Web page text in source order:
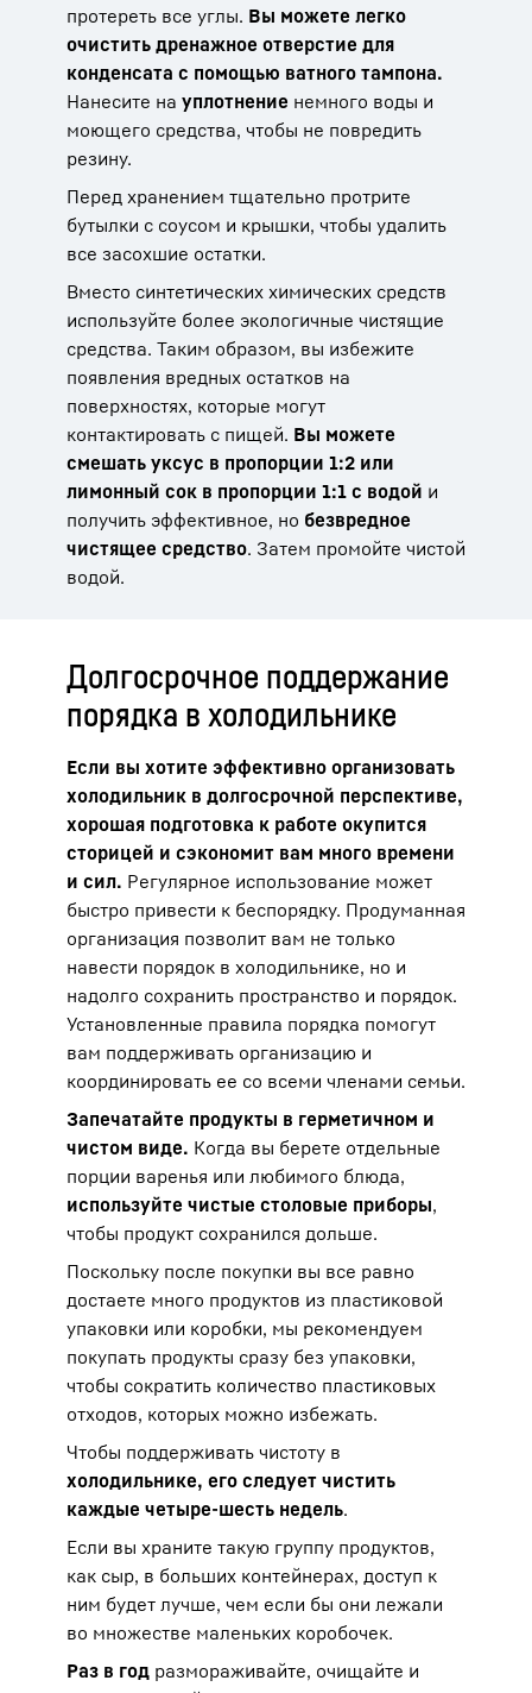
протереть все углы. Вы можете легко
очистить дренажное отверстие для
конденсата с помощью ватного тампона.
Нанесите на уплотнение немного воды и
моющего средства, чтобы не повредить
резину.
Перед хранением тщательно протрите
бутылки с соусом и крышки, чтобы удалить
все засохшие остатки.
Вместо синтетических химических средств
используйте более экологичные чистящие
средства. Таким образом, вы избежите
появления вредных остатков на
поверхностях, которые могут
контактировать с пищей. Вы можете
смешать уксус в пропорции 1:2 или
лимонный сок в пропорции 1:1 с водой и
получить эффективное, но безвредное
чистящее средство. Затем промойте чистой
водой.
Долгосрочное поддержание
порядка в холодильнике
Если вы хотите эффективно организовать
холодильник в долгосрочной перспективе,
хорошая подготовка к работе окупится
сторицей и сэкономит вам много времени
и сил. Регулярное использование может
быстро привести к беспорядку. Продуманная
организация позволит вам не только
навести порядок в холодильнике, но и
надолго сохранить пространство и порядок.
Установленные правила порядка помогут
вам поддерживать организацию и
координировать ее со всеми членами семьи.
Запечатайте продукты в герметичном и
чистом виде. Когда вы берете отдельные
порции варенья или любимого блюда,
используйте чистые столовые приборы,
чтобы продукт сохранился дольше.
Поскольку после покупки вы все равно
достаете много продуктов из пластиковой
упаковки или коробки, мы рекомендуем
покупать продукты сразу без упаковки,
чтобы сократить количество пластиковых
отходов, которых можно избежать.
Чтобы поддерживать чистоту в
холодильнике, его следует чистить
каждые четыре-шесть недель.
Если вы храните такую группу продуктов,
как сыр, в больших контейнерах, доступ к
ним будет лучше, чем если бы они лежали
во множестве маленьких коробочек.
Раз в год размораживайте, очищайте и